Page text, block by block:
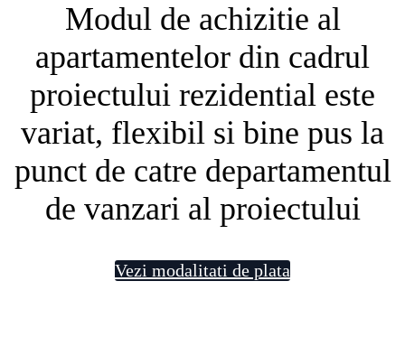
Modul de achizitie al
apartamentelor din cadrul
proiectului rezidential este
variat, flexibil si bine pus la
punct de catre departamentul
de vanzari al proiectului
Vezi modalitati de plata